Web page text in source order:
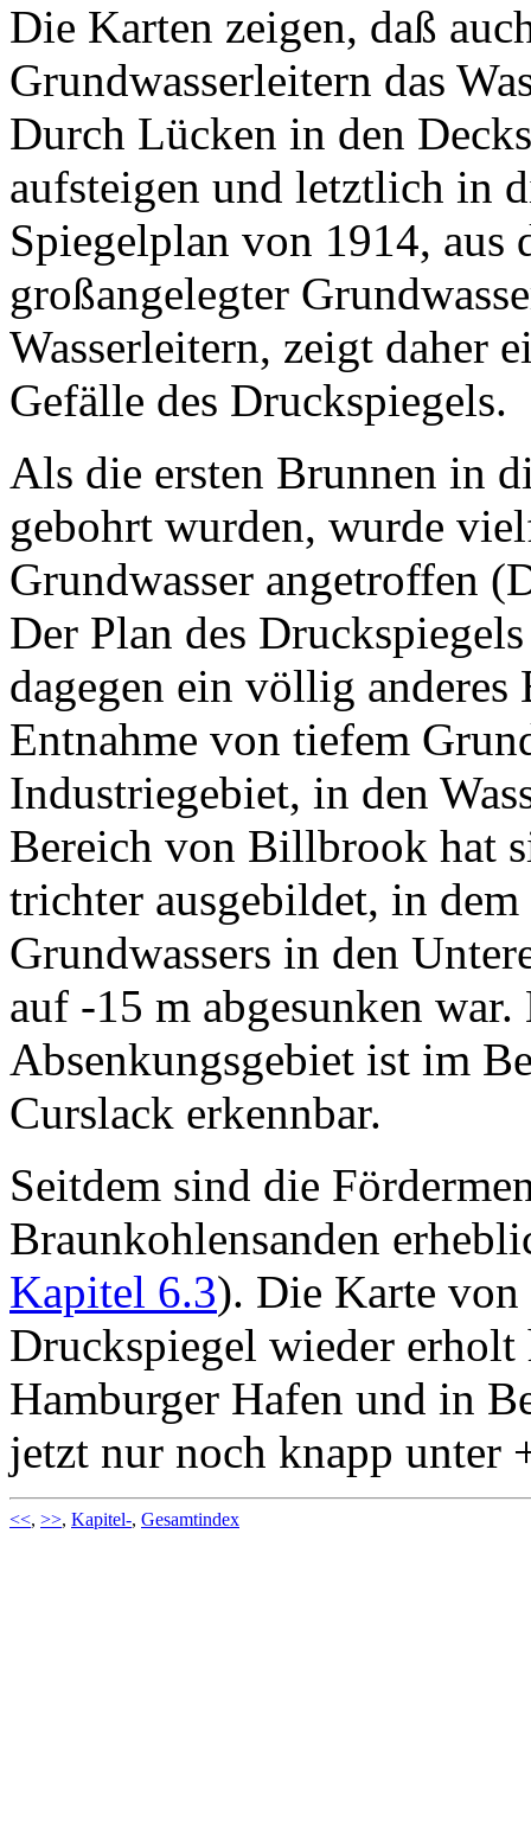
Die Karten zeigen, daß
Grundwasserleitern das
Durch Lücken in den
aufsteigen und letztlich in
Spiegelplan von 1914,
großangelegter
Wasserleitern, zeigt daher
Gefälle des Druckspiegels.
Als die ersten Brunnen in
gebohrt wurden, wurde
Grundwasser angetroffen
Der Plan des
dagegen ein völlig
Entnahme von tiefem
Industriegebiet, in den
Bereich von Billbrook hat
trichter ausgebildet, in
Grundwassers in den
auf -15 m abgesunken
Absenkungsgebiet ist im
Curslack erkennbar.
Seitdem sind die
Braunkohlensanden
Kapitel 6.3). Die Karte von
Druckspiegel wieder
Hamburger Hafen und in
jetzt nur noch knapp unter
<<, >>, Kapitel-, Gesamtindex